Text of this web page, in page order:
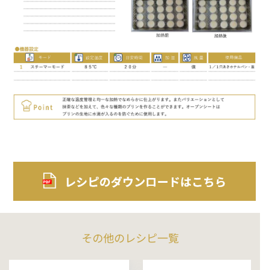
その他のレシピ一覧